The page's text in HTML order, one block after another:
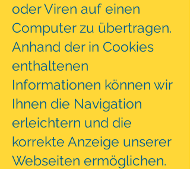
oder Viren auf einen
Computer zu übertragen.
Anhand der in Cookies
enthaltenen
Informationen können wir
Ihnen die Navigation
erleichtern und die
korrekte Anzeige unserer
Webseiten ermöglichen.